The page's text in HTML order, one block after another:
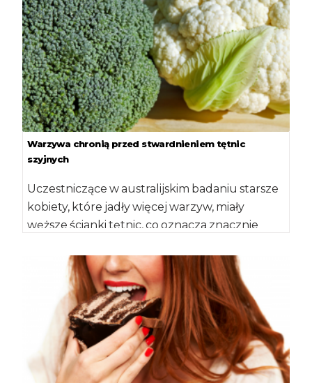
Warzywa chronią przed stwardnieniem tętnic
szyjnych
Uczestniczące w australijskim badaniu starsze
kobiety, które jadły więcej warzyw, miały
węższe ścianki tętnic, co oznacza znacznie